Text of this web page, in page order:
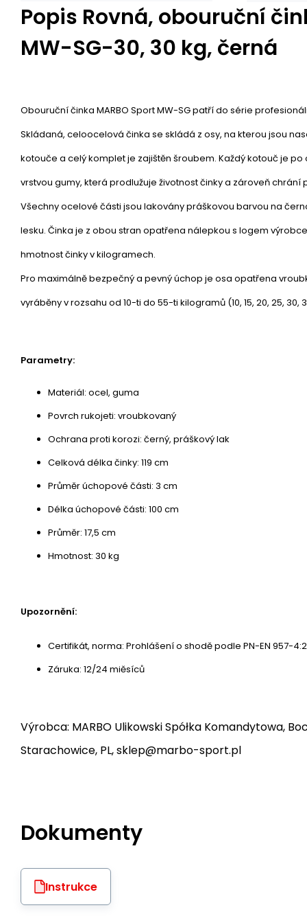
Popis Rovná, obouruční
MW-SG-30, 30 kg, černá
Obouruční činka MARBO Sport MW-SG patří do série
Skládaná, celoocelová činka se skládá z osy, na kterou jsou
kotouče a celý komplet je zajištěn šroubem. Každý kotouč je
vrstvou gumy, která prodlužuje životnost činky a zároveň
Všechny ocelové části jsou lakovány práškovou barvou na
lesku. Činka je z obou stran opatřena nálepkou s logem
hmotnost činky v kilogramech.
Pro maximálně bezpečný a pevný úchop je osa opatřena
vyráběny v rozsahu od 10-ti do 55-ti kilogramů (10, 15, 20, 25, 30,
Parametry:
Materiál: ocel, guma
Povrch rukojeti: vroubkovaný
Ochrana proti korozi: černý, práškový lak
Celková délka činky: 119 cm
Průměr úchopové části: 3 cm
Délka úchopové části: 100 cm
Průměr: 17,5 cm
Hmotnost: 30 kg
Upozornění:
Certifikát, norma: Prohlášení o shodě podle PN-EN 957-
Záruka: 12/24 miěsíců
Výrobca: MARBO Ulikowski Spółka Komandytowa,
Starachowice, PL, sklep@marbo-sport.pl
Dokumenty
Instrukce